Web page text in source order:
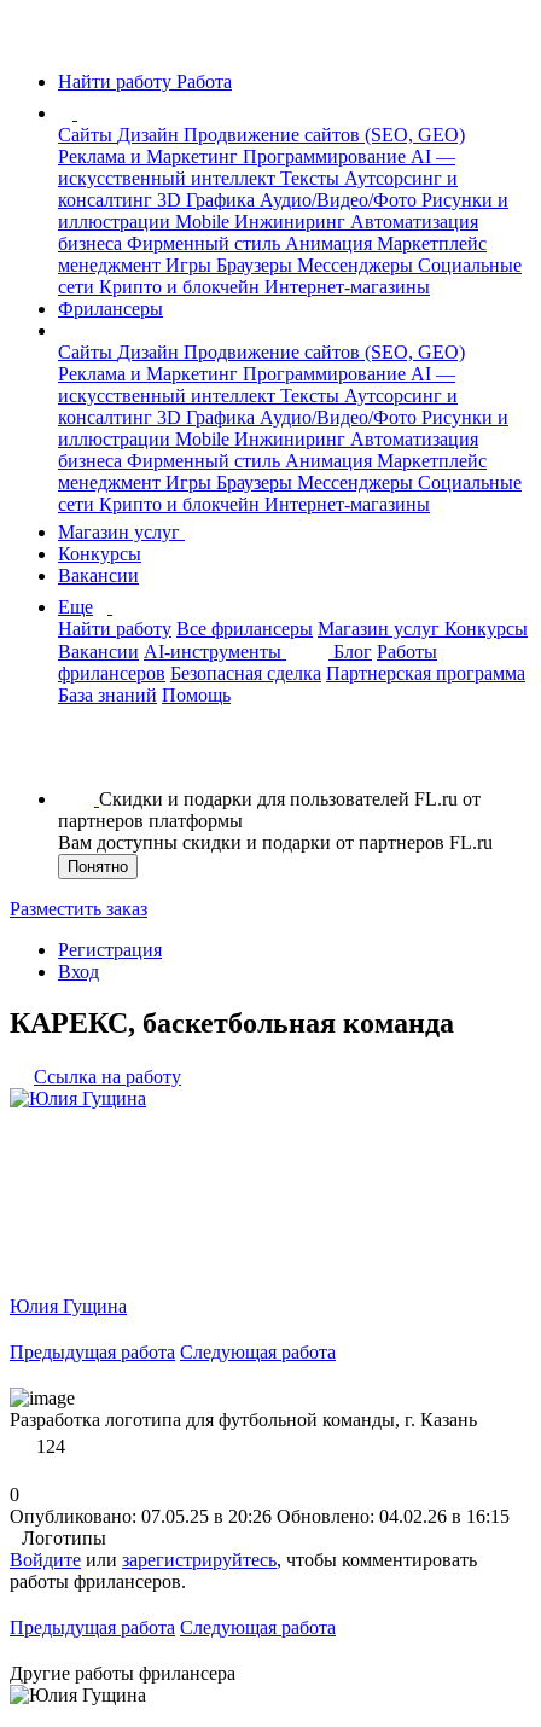
Найти работу Работа
Сайты Дизайн Продвижение сайтов (SEO, GEO)
Реклама и Маркетинг Программирование AI —
искусственный интеллект Тексты Аутсорсинг и
консалтинг 3D Графика Аудио/Видео/Фото Рисунки и
иллюстрации Mobile Инжиниринг Автоматизация
бизнеса Фирменный стиль Анимация Маркетплейс
менеджмент Игры Браузеры Мессенджеры Социальные
сети Крипто и блокчейн Интернет-магазины
Фрилансеры
Сайты Дизайн Продвижение сайтов (SEO, GEO)
Реклама и Маркетинг Программирование AI —
искусственный интеллект Тексты Аутсорсинг и
консалтинг 3D Графика Аудио/Видео/Фото Рисунки и
иллюстрации Mobile Инжиниринг Автоматизация
бизнеса Фирменный стиль Анимация Маркетплейс
менеджмент Игры Браузеры Мессенджеры Социальные
сети Крипто и блокчейн Интернет-магазины
Магазин услуг
Конкурсы
Вакансии
Еще
Найти работу Все фрилансеры Магазин услуг Конкурсы
Вакансии AI-инструменты Блог Работы
фрилансеров Безопасная сделка Партнерская программа
База знаний Помощь
Скидки и подарки для пользователей FL.ru от
партнеров платформы
Вам доступны скидки и подарки от партнеров FL.ru
Понятно
Разместить заказ
Регистрация
Вход
КАРЕКС, баскетбольная команда
Ссылка на работу
Юлия Гущина
Предыдущая работа Следующая работа
Разработка логотипа для футбольной команды, г. Казань
124
0
Опубликовано: 07.05.25 в 20:26 Обновлено: 04.02.26 в 16:15
Логотипы
Войдите или зарегистрируйтесь, чтобы комментировать
работы фрилансеров.
Предыдущая работа Следующая работа
Другие работы фрилансера